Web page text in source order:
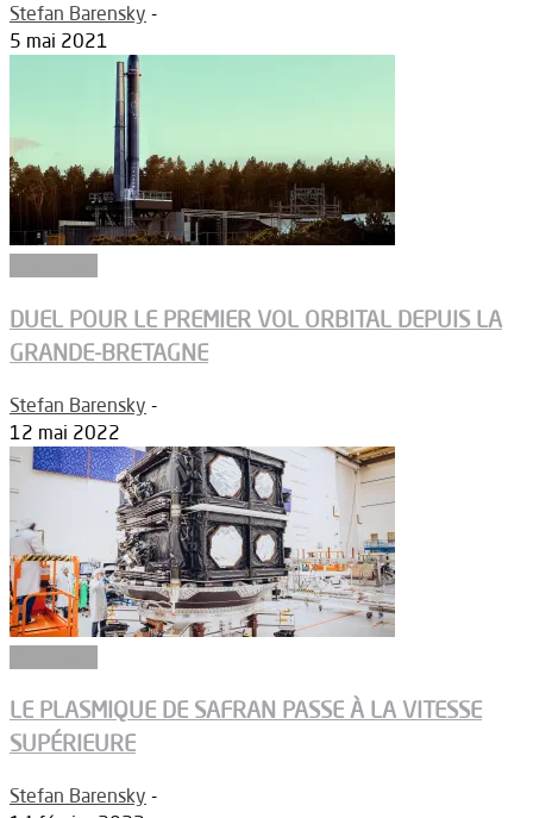
Stefan Barensky -
5 mai 2021
DUEL POUR LE PREMIER VOL ORBITAL DEPUIS LA
GRANDE-BRETAGNE
Stefan Barensky -
12 mai 2022
LE PLASMIQUE DE SAFRAN PASSE À LA VITESSE
SUPÉRIEURE
Stefan Barensky -